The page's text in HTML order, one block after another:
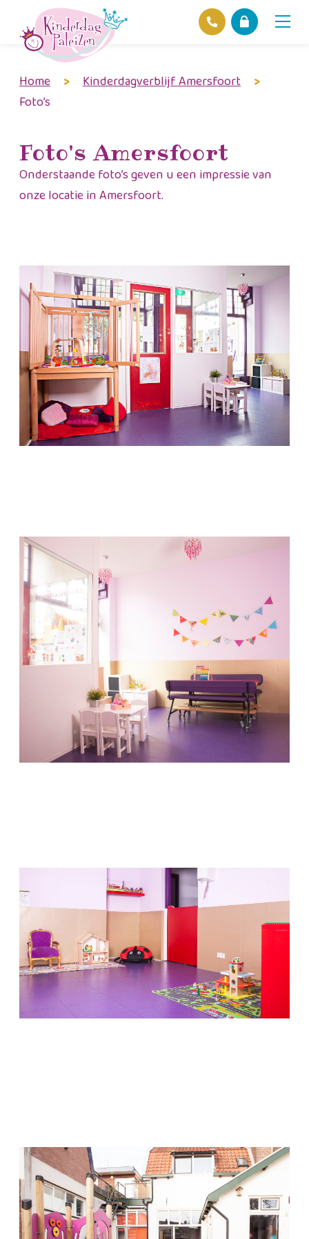
Locaties
Over ons
Hofnieuws
Contact
Home > Kinderdagverblijf Amersfoort
>
Foto’s
Foto's Amersfoort
Onderstaande foto’s geven u een impressie van
onze locatie in Amersfoort.